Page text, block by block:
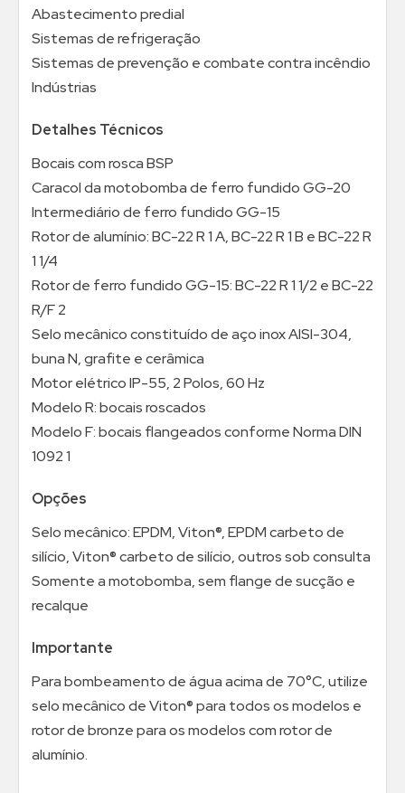
Abastecimento predial
Sistemas de refrigeração
Sistemas de prevenção e combate contra incêndio
Indústrias
Detalhes Técnicos
Bocais com rosca BSP
Caracol da motobomba de ferro fundido GG-20
Intermediário de ferro fundido GG-15
Rotor de alumínio: BC-22 R 1 A, BC-22 R 1 B e BC-22 R
1 1/4
Rotor de ferro fundido GG-15: BC-22 R 1 1/2 e BC-22
R/F 2
Selo mecânico constituído de aço inox AISI-304,
buna N, grafite e cerâmica
Motor elétrico IP-55, 2 Polos, 60 Hz
Modelo R: bocais roscados
Modelo F: bocais flangeados conforme Norma DIN
1092 1
Opções
Selo mecânico: EPDM, Viton®, EPDM carbeto de
silício, Viton® carbeto de silício, outros sob consulta
Somente a motobomba, sem flange de sucção e
recalque
Importante
Para bombeamento de água acima de 70°C, utilize
selo mecânico de Viton® para todos os modelos e
rotor de bronze para os modelos com rotor de
alumínio.